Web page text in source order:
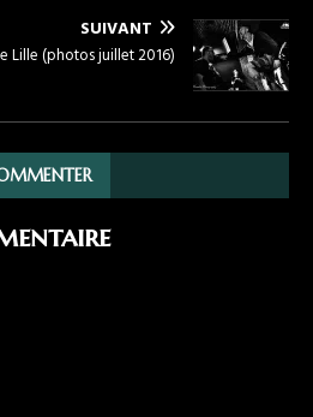
SUIVANT
Lille (photos juillet 2016)